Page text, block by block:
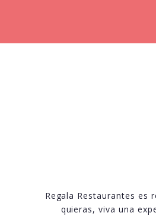
Regala Restaurantes
quieras, viva una